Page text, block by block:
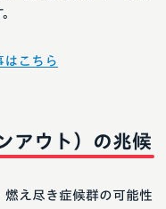
はこちら
アウト）の兆候
え尽き症候群の可能性